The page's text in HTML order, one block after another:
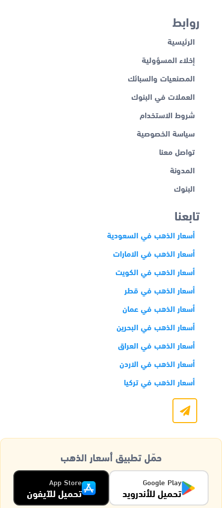
روابط
الرئيسية
إخلاء المسؤولية
المصنعيات والسبائك
العملات في البنوك
شروط الاستخدام
سياسة الخصوصية
تواصل معنا
المدونة
البنوك
تابعنا
أسعار الذهب في السعودية
أسعار الذهب في الامارات
أسعار الذهب في الكويت
أسعار الذهب في قطر
أسعار الذهب في عمان
أسعار الذهب في البحرين
أسعار الذهب في العراق
أسعار الذهب في الاردن
أسعار الذهب في تركيا
حمّل تطبيق أسعار الذهب
Google Play
تحميل للأندرويد
App Store
تحميل للآيفون